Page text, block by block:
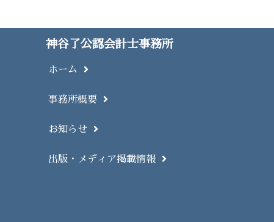
神谷了公認会計士事務所
ホーム
事務所概要
お知らせ
出版・メディア掲載情報